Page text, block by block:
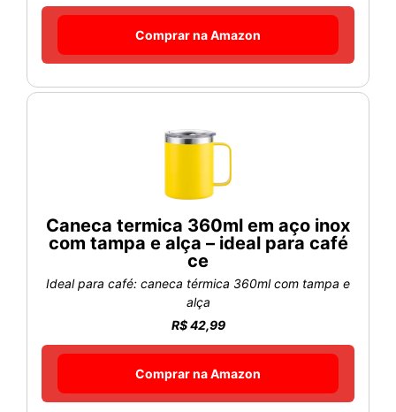
Comprar na Amazon
Caneca termica 360ml em aço inox
com tampa e alça – ideal para café
ce
Ideal para café: caneca térmica 360ml com tampa e
alça
R$ 42,99
Comprar na Amazon